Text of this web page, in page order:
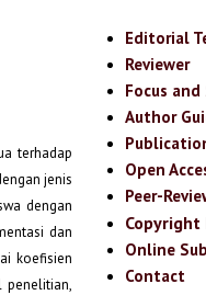
Editorial
Reviewer
Focus and
Author
Open
Peer-
Copyright
Online
Contact
terhadap
jenis
dengan
dan
koefisien
penelitian,